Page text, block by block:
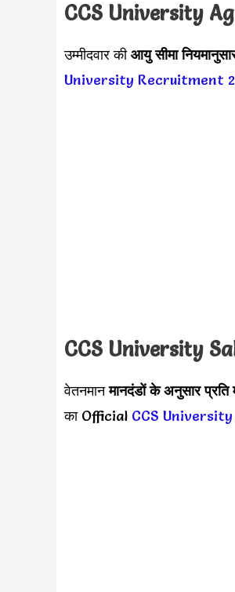
CCS University
उम्मीदवार कीआयु सीमा
University Recruitment
CCS University
वेतनमानमानदंडों के अनुसारप्रति
का Official CCS